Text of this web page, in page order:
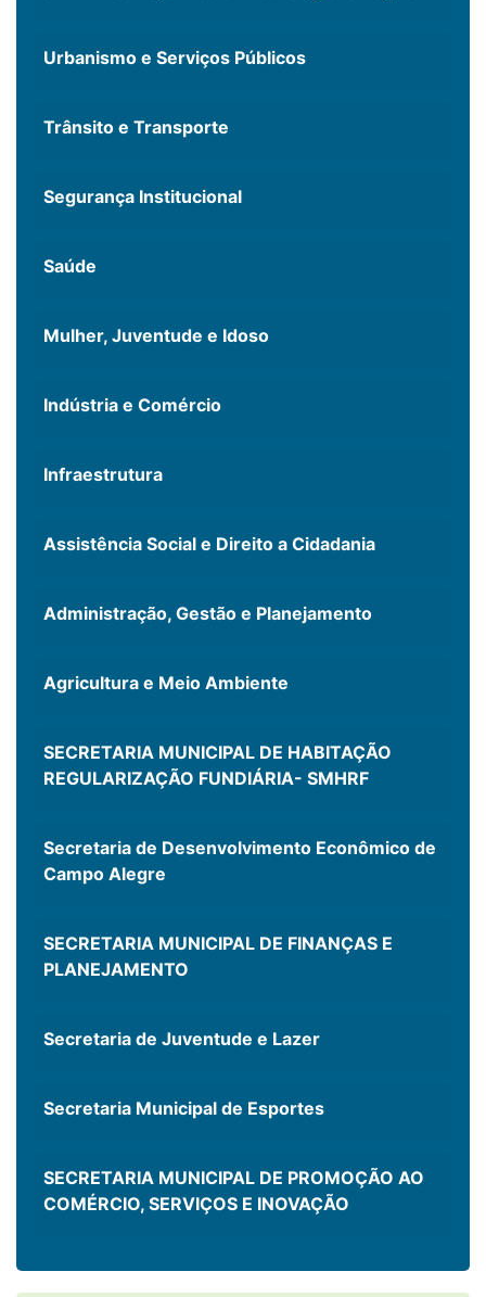
Urbanismo e Serviços Públicos
Trânsito e Transporte
Segurança Institucional
Saúde
Mulher, Juventude e Idoso
Indústria e Comércio
Infraestrutura
Assistência Social e Direito a Cidadania
Administração, Gestão e Planejamento
Agricultura e Meio Ambiente
SECRETARIA MUNICIPAL DE HABITAÇÃO
REGULARIZAÇÃO FUNDIÁRIA- SMHRF
Secretaria de Desenvolvimento Econômico de
Campo Alegre
SECRETARIA MUNICIPAL DE FINANÇAS E
PLANEJAMENTO
Secretaria de Juventude e Lazer
Secretaria Municipal de Esportes
SECRETARIA MUNICIPAL DE PROMOÇÃO AO
COMÉRCIO, SERVIÇOS E INOVAÇÃO